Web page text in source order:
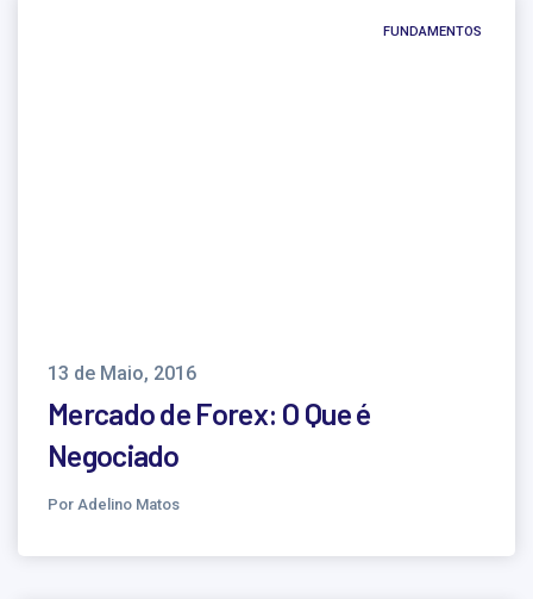
FUNDAMENTOS
13 de Maio, 2016
Mercado de Forex: O Que é
Negociado
Por Adelino Matos